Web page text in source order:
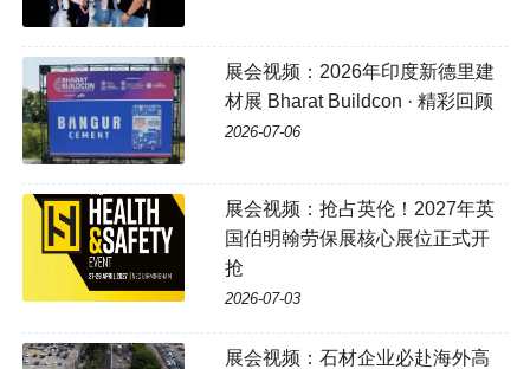
展会视频：2026年印度新德里建
材展 Bharat Buildcon · 精彩回顾
2026-07-06
展会视频：抢占英伦！2027年英
国伯明翰劳保展核心展位正式开
抢
2026-07-03
展会视频：石材企业必赴海外高